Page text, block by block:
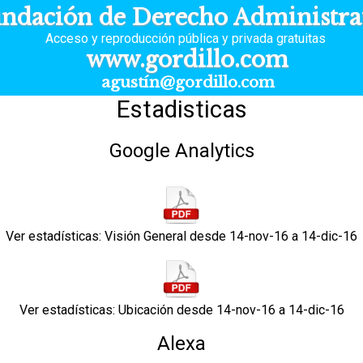
de Derecho
Acceso y reproducción pública y privada gratuitas
www.gordillo.com
agustín@gordillo.com
Estadisticas
Google Analytics
Ver estadísticas: Visión General desde 14-nov-16 a 14-dic-16
Ver estadísticas: Ubicación desde 14-nov-16 a 14-dic-16
Alexa